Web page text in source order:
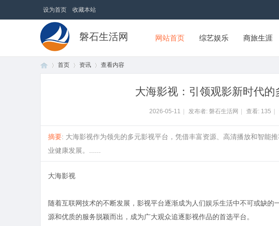
设为首页 收藏本站
磐石生活网 网站首页 综艺娱乐 商旅生涯
首页 资讯 查看内容
大海影视：引领观影新时代
2026-05-11 发布者: 磐石生活网 查看: 135
摘要: 大海影视作为领先的多元影视平台，凭借丰富资源、高清播放和智能
业健康发展。......
大海影视
随着互联网技术的不断发展，影视平台逐渐成为人们娱乐生活中不可或缺的
源和优质的服务脱颖而出，成为广大观众追逐影视作品的首选平台。